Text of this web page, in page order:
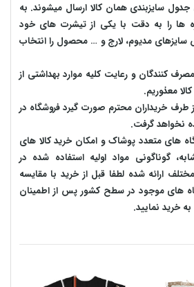
سایزبندی همان کالا ارسال میشوند. به
ها را به دقت با یکی از تیشرت های خود
سایزهای مدیوم، لارج و … محصول را انتخاب
کنندگان و رعایت کلیه موارد بهداشتی از
معذوریم.
طرف خریداران محترم صورت گیرد فروشگاه در
نخواهد گرفت.
های متعدد‌ پوشاک و امکان خرید کالا های
گوناگونی مواد اولیه استفاده شده در
ارائه شده لطفا قبل از خرید با مقایسه
های موجود در سطح کشور پس از اطمینان
خرید نمایید.